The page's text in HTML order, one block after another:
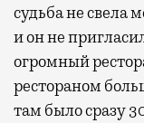
судьба не свела
и он не
огромный
рестораном
там было сразу